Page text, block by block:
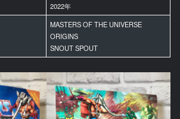
2022年
MASTERS OF THE UNIVERSE
ORIGINS
SNOUT SPOUT